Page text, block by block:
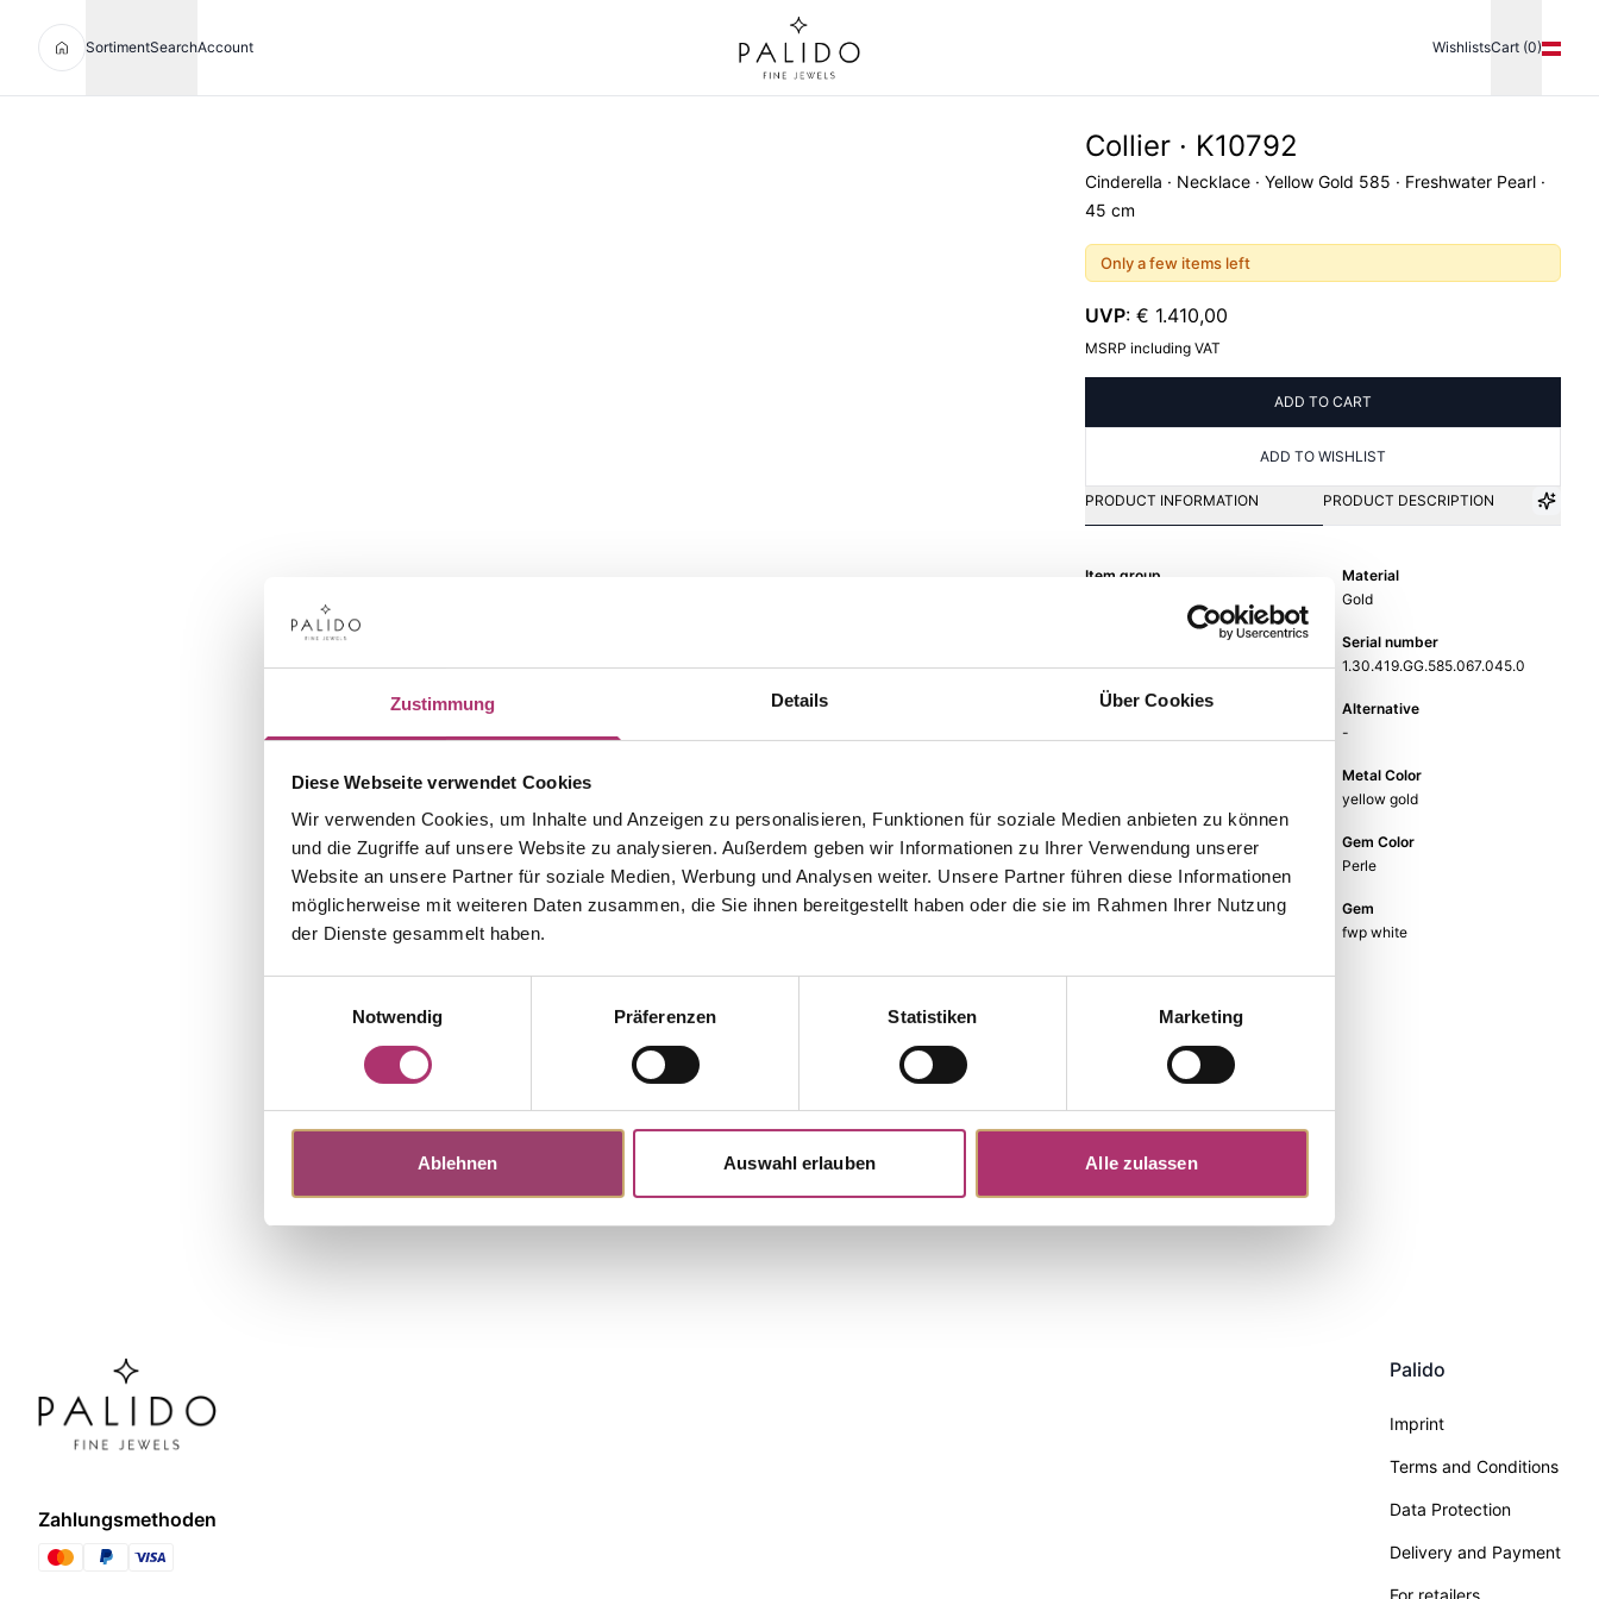
Zustimmung Details Über Cookies
Diese Webseite verwendet Cookies
Wir verwenden Cookies, um Inhalte und Anzeigen zu personalisieren, Funktionen für soziale Medien anbieten zu können
und die Zugriffe auf unsere Website zu analysieren. Außerdem geben wir Informationen zu Ihrer Verwendung unserer
Website an unsere Partner für soziale Medien, Werbung und Analysen weiter. Unsere Partner führen diese Informationen
möglicherweise mit weiteren Daten zusammen, die Sie ihnen bereitgestellt haben oder die sie im Rahmen Ihrer Nutzung
der Dienste gesammelt haben.
Notwendig
Präferenzen Statistiken Marketing
Ablehnen Auswahl erlauben Alle zulassen
SortimentSearchAccount WishlistsCart (0)
Collier · K10792
Cinderella · Necklace · Yellow Gold 585 · Freshwater Pearl ·
45 cm
Only a few items left
UVP: € 1.410,00
MSRP including VAT
ADD TO CART
ADD TO WISHLIST
PRODUCT INFORMATION PRODUCT DESCRIPTION
Item group
Material
Gold
-
Serial number
1.30.419.GG.585.067.045.0
EAN
Alternative
-
Metal Color
yellow gold
Length
45 cm
Gem Color
Perle
Gem Type
Gem
fwp white
Width
Zahlungsmethoden
Palido
Imprint
Terms and Conditions
Data Protection
Delivery and Payment
For retailers